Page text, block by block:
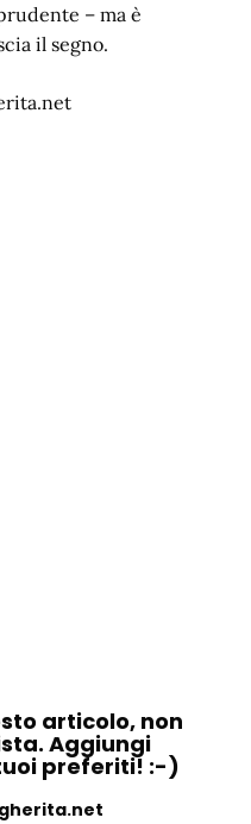
– ma è
il segno.
articolo, non
Aggiungi
preferiti! :-)